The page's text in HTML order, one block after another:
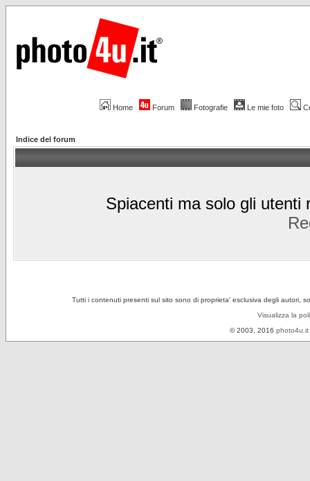
Home Forum Fotografie Le mie foto
Indice del forum
Spiacenti ma solo gli utenti
Tutti i contenuti presenti sul sito sono di proprieta' esclusiva degli autori,
Visualizza la
© 2003, 2016 photo4u.it